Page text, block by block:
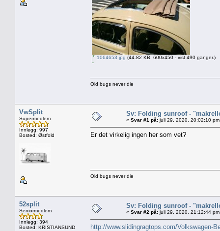
1064653.jpg (44.82 KB, 600x450 - vist 490 ganger.)
Old bugs never die
VwSplit
Supermedlem
Innlegg: 997
Bosted: Østfold
Sv: Folding sunroof -
« Svar #1 på: juli 29, 2020, 20:02:10
Er det virkelig ingen her som vet?
Old bugs never die
52split
Seniormedlem
Innlegg: 394
Bosted: KRISTIANSUND
Sv: Folding sunroof -
« Svar #2 på: juli 29, 2020, 21:12:44
http://www.slidingragtops.com/Volkswagen-